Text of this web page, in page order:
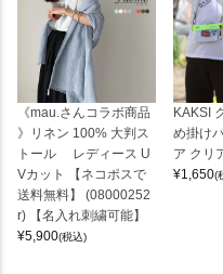
《mau.さんコラボ商品
》リネン 100% 大判ス
トール レディース U
Vカット 【ネコポスで
送料無料】 (08000252
r) 【名入れ刺繍可能】
¥5,900(税込)
KAKSI
め掛け
ア クリ
¥1,650(